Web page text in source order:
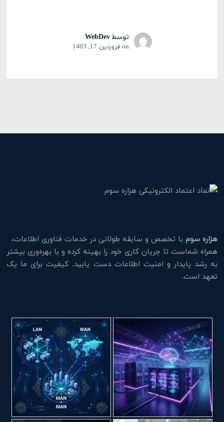
توسطWebDev
on فروردین 17, 1403
هزاره سوم با تخصص و سابقه طولانی در خدمات فناوری اطلاعات،
همراه شماست تا جریان کاری خود را بهینه کرده و با بهره‌وری بیشتر
به رشد پایدار و امنیت اطلاعات دست یابید. کیفیت برای ما یک
تعهد است.